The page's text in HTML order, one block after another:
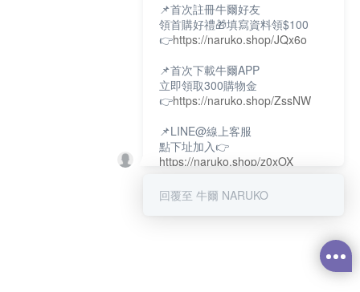
📌首次註冊牛爾好友
領首購好禮🎁填寫資料領$100
👉https://naruko.shop/JQx6o
📌首次下載牛爾APP
立即領取300購物金
👉https://naruko.shop/ZssNW
📌LINE@線上客服
點下址加入👉
https://naruko.shop/z0xOX
📌電話客服：02-26581707
回覆至 牛爾 NARUKO